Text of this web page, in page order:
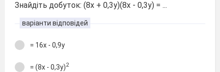
Знайдіть добуток: (8х + 0,3у)(8х - 0,3у) = ...
варіанти відповідей
= 16х - 0,9у
= (8х - 0,3у)2